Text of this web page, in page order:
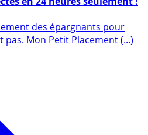
en 24 heures seulement !
des épargnants pour
Mon Petit Placement (...)